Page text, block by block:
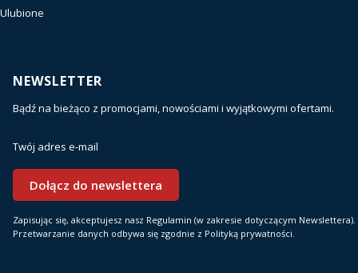
Ulubione
NEWSLETTER
Bądź na bieżąco z promocjami, nowościami i wyjątkowymi ofertami.
Twój adres e-mail
Dołącz do newslettera
Zapisując się, akceptujesz nasz Regulamin (w zakresie dotyczącym Newslettera).
Przetwarzanie danych odbywa się zgodnie z Polityką prywatności.